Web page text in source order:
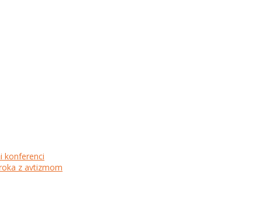
konferenci
z avtizmom